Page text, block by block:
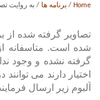
Home
/ برنامه ها / به روایت
تصاویر گرفته شده از
شده است. متاسفانه
گرفته نشده و وجود
اختیار دارند می
آلبوم زیر ارسال